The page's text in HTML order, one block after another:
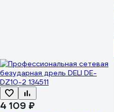
4 109 ₽